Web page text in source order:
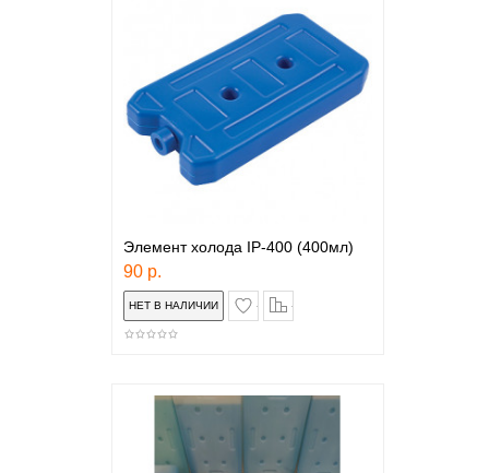
Элемент холода IP-400 (400мл)
90 р.
в закладки